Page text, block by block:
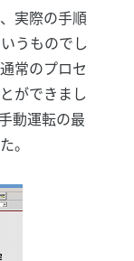
実際の手順
うものでし
常のプロセ
ができまし
動運転の最
。